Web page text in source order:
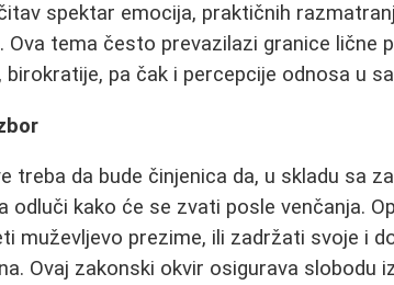
spektar emocija, praktičnih
Ova tema često prevazilazi granice lične
pa čak i percepcije odnosa u
treba da bude činjenica da, u skladu sa
odluči kako će se zvati posle venčanja.
muževljevo prezime, ili zadržati svoje i
Ovaj zakonski okvir osigurava slobodu